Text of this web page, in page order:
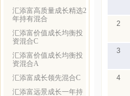
汇添富高质量成长精选2
年持有混合
汇添富价值成长均衡投
资混合C
汇添富价值成长均衡投
资混合A
汇添富成长领先混合C
汇添富远景成长一年持
2
3
4